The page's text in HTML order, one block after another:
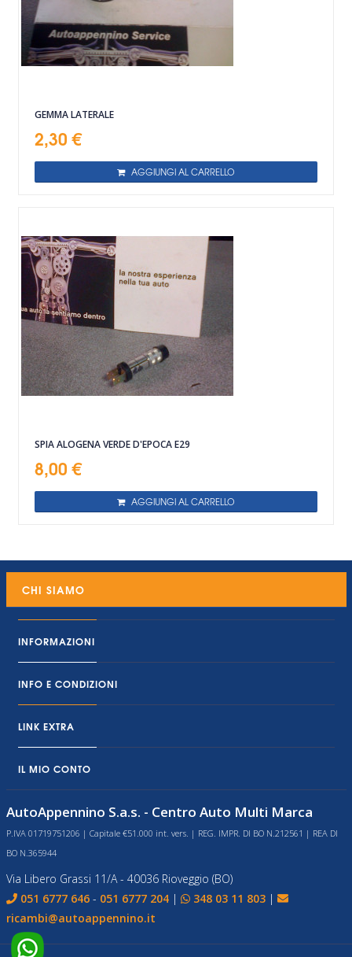
GEMMA LATERALE
2,30 €
AGGIUNGI AL CARRELLO
SPIA ALOGENA VERDE D'EPOCA E29
8,00 €
AGGIUNGI AL CARRELLO
CHI SIAMO
INFORMAZIONI
INFO E CONDIZIONI
LINK EXTRA
IL MIO CONTO
AutoAppennino S.a.s. - Centro Auto Multi Marca
P.IVA 01719751206 | Capitale €51.000 int. vers. | REG. IMPR. DI BO N.212561 | REA DI
BO N.365944
Via Libero Grassi 11/A - 40036 Rioveggio (BO)
051 6777 646 - 051 6777 204 | 348 03 11 803 |
ricambi@autoappennino.it